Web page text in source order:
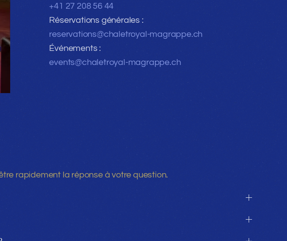
+41 27 208 56 44
Réservations générales :
reservations@chaletroyal-magrappe.ch
Événements :
events@chaletroyal-magrappe.ch
rapidement la réponse à votre question.